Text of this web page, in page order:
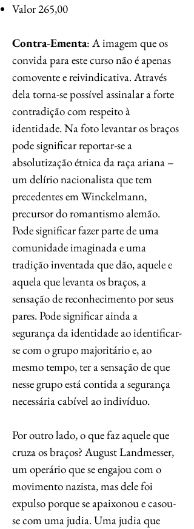
Valor 265,00
Contra-Ementa: A imagem que os
convida para este curso não é apenas
comovente e reivindicativa. Através
dela torna-se possível assinalar a forte
contradição com respeito à
identidade. Na foto levantar os braços
pode significar reportar-se a
absolutização étnica da raça ariana –
um delírio nacionalista que tem
precedentes em Winckelmann,
precursor do romantismo alemão.
Pode significar fazer parte de uma
comunidade imaginada e uma
tradição inventada que dão, aquele e
aquela que levanta os braços, a
sensação de reconhecimento por seus
pares. Pode significar ainda a
segurança da identidade ao identificar-
se com o grupo majoritário e, ao
mesmo tempo, ter a sensação de que
nesse grupo está contida a segurança
necessária cabível ao indivíduo.
Por outro lado, o que faz aquele que
cruza os braços? August Landmesser,
um operário que se engajou com o
movimento nazista, mas dele foi
expulso porque se apaixonou e casou-
se com uma judia. Uma judia que